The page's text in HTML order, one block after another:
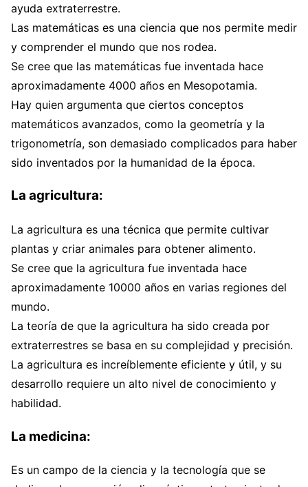
ayuda extraterrestre.
Las matemáticas es una ciencia que nos permite medir
y comprender el mundo que nos rodea.
Se cree que las matemáticas fue inventada hace
aproximadamente 4000 años en Mesopotamia.
Hay quien argumenta que ciertos conceptos
matemáticos avanzados, como la geometría y la
trigonometría, son demasiado complicados para haber
sido inventados por la humanidad de la época.
La agricultura:
La agricultura es una técnica que permite cultivar
plantas y criar animales para obtener alimento.
Se cree que la agricultura fue inventada hace
aproximadamente 10000 años en varias regiones del
mundo.
La teoría de que la agricultura ha sido creada por
extraterrestres se basa en su complejidad y precisión.
La agricultura es increíblemente eficiente y útil, y su
desarrollo requiere un alto nivel de conocimiento y
habilidad.
La medicina:
Es un campo de la ciencia y la tecnología que se